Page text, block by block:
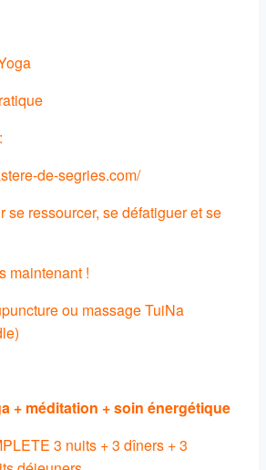
de-segries.com/
se ressourcer, se défatiguer et se
maintenant !
ou massage TuiNa
+ méditation + soin énergétique
3 nuits + 3 dîners + 3